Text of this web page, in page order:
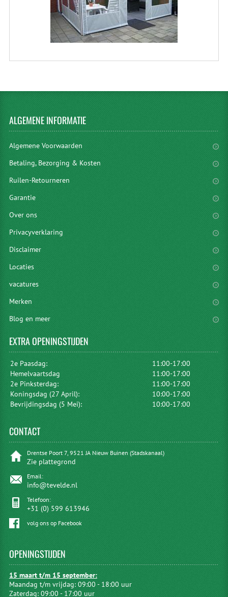
ALGEMENEINFORMATIE
Algemene Voorwaarden
Betaling, Bezorging & Kosten
Ruilen-Retourneren
Garantie
Over ons
Privacyverklaring
Disclaimer
Locaties
vacatures
Merken
Blog en meer
EXTRAOPENINGSTIJDEN
2e Paasdag:
11:00-17:00
Hemelvaartsdag
11:00-17:00
2e Pinksterdag:
11:00-17:00
Koningsdag (27 April):
10:00-17:00
Bevrijdingsdag (5 Mei):
10:00-17:00
CONTACT
Drentse Poort 7, 9521 JA Nieuw Buinen (Stadskanaal)
Zie plattegrond
Email:
info@tevelde.nl
Telefoon:
+31 (0) 599 613946
volg ons op Facebook
OPENINGSTIJDEN
15 maart t/m 15 september:
Maandag t/m vrijdag: 09:00 - 18:00 uur
Zaterdag: 09:00 - 17:00 uur